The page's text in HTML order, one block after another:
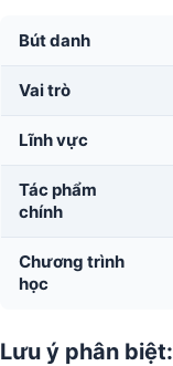
Bút danh
Vai trò
Lĩnh vực
Tác phẩm
chính
Chương trình
học
Lưu ý phân biệt: